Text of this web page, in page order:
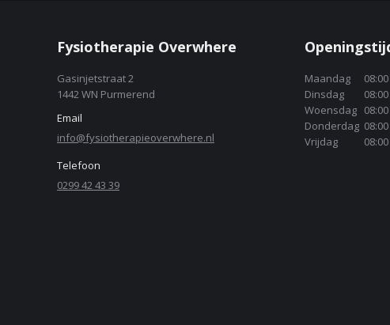
Fysiotherapie Overwhere
Gasinjetstraat 2
1442 WN Purmerend
Email
info@fysiotherapieoverwhere.nl
Telefoon
0299 42 43 39
Maandag
Dinsdag
Woensdag
Donderdag
Vrijdag